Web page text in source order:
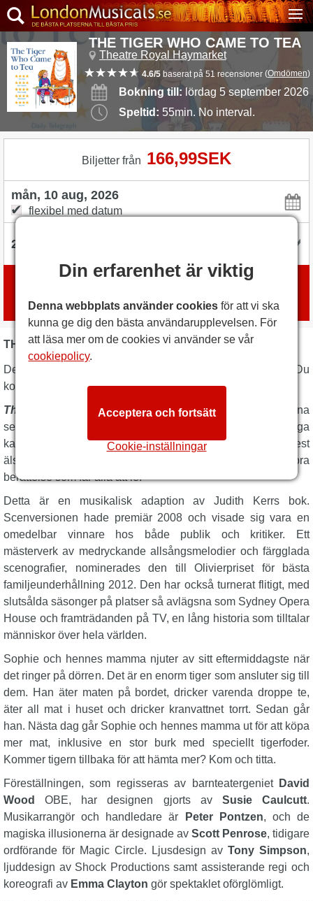
THE TIGER WHO CAME TO TEA
Theatre Royal Haymarket
4.6/5 baserat på 51 recensioner (Omdömen)
Bokning till: lördag 5 september 2026
Speltid: 55min. No interval.
Biljetter från 166,99SEK
flexibel med datum
medLondon Box Office
THE TIGER WHO CAME TO TEA BESKRIVNING
Det är sommar, den är tillbaka, och alla älskar den! Du
kommer att älskaThe Tiger Who Came to Tea
The Tiger Who Came to Tea har glatt både barn och vuxna
sedan 1968, en omedelbar succé tack vare sina charmiga
karaktärer och spännande handling. Nu är nationens mest
älskade barnbok tillbaka på scenen i West End, en farligt bra
berättelse som får alla att le.
Detta är en musikalisk adaption av Judith Kerrs bok.
Scenversionen hade premiär 2008 och visade sig vara en
omedelbar vinnare hos både publik och kritiker. Ett
mästerverk av medryckande allsångsmelodier och färgglada
scenografier, nominerades den till Olivierpriset för bästa
familjeunderhållning 2012. Den har också turnerat flitigt, med
slutsålda säsonger på platser så avlägsna som Sydney Opera
House och framträdanden på TV, en lång historia som tilltalar
människor över hela världen.
Sophie och hennes mamma njuter av sitt eftermiddagste när
det ringer på dörren. Det är en enorm tiger som ansluter sig till
dem. Han äter maten på bordet, dricker varenda droppe te,
äter all mat i huset och dricker kranvattnet torrt. Sedan går
han. Nästa dag går Sophie och hennes mamma ut för att köpa
mer mat, inklusive en stor burk med speciellt tigerfoder.
Kommer tigern tillbaka för att hämta mer? Kom och titta.
Föreställningen, som regisseras av barnteatergeniet David
Wood
OBE, har designen gjorts av Susie Caulcutt.
Musikarrangör och handledare är
Peter Pontzen, och de
magiska illusionerna är designade av Scott Penrose, tidigare
ordförande för Magic Circle. Ljusdesign av Tony Simpson,
ljuddesign av Shock Productions samt assisterande regi och
koreografi av Emma Clayton gör spektaklet oförglömligt.
Din erfarenhet är viktig
Denna webbplats använder cookies för att vi ska
kunna ge dig den bästa användarupplevelsen. För
att läsa mer om de cookies vi använder se vår
cookiepolicy.
Cookie-inställningar
Acceptera och fortsätt